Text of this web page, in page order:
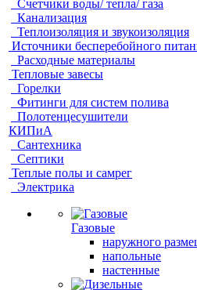
Счетчики воды/ тепла/ газа
Канализация
Теплоизоляция и звукоизоляция
Источники бесперебойного
Расходные материалы
Тепловые завесы
Горелки
Фитинги для систем полива
Полотенцесушители
КИПиА
Сантехника
Септики
Теплые полы и самрег
Электрика
Газовые
наружного
напольные
настенные